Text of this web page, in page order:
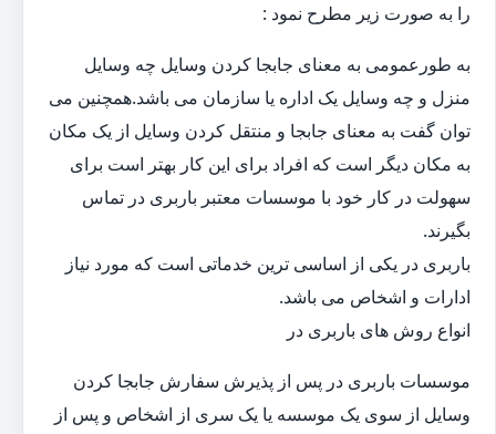
را به صورت زیر مطرح نمود :
به طورعمومی به معنای جابجا کردن وسایل چه وسایل
منزل و چه وسایل یک اداره یا سازمان می باشد.همچنین می
توان گفت به معنای جابجا و منتقل کردن وسایل از یک مکان
به مکان دیگر است که افراد برای این کار بهتر است برای
سهولت در کار خود با موسسات معتبر باربری در تماس
بگیرند.
باربری در یکی از اساسی ترین خدماتی است که مورد نیاز
ادارات و اشخاص می باشد.
انواع روش های باربری در
موسسات باربری در پس از پذیرش سفارش جابجا کردن
وسایل از سوی یک موسسه یا یک سری از اشخاص و پس از